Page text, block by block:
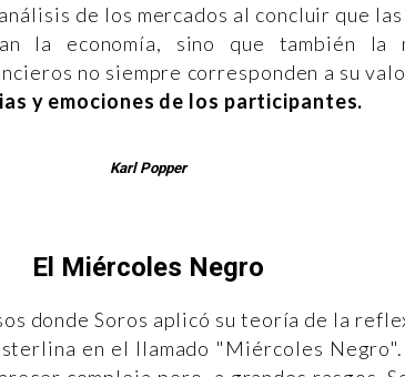
de los mercados al concluir que
la economía, sino que también la
no siempre corresponden a su
y emociones de los participantes.
Karl Popper
El Miércoles Negro
donde Soros aplicó su teoría de la
en el llamado "Miércoles Negro".